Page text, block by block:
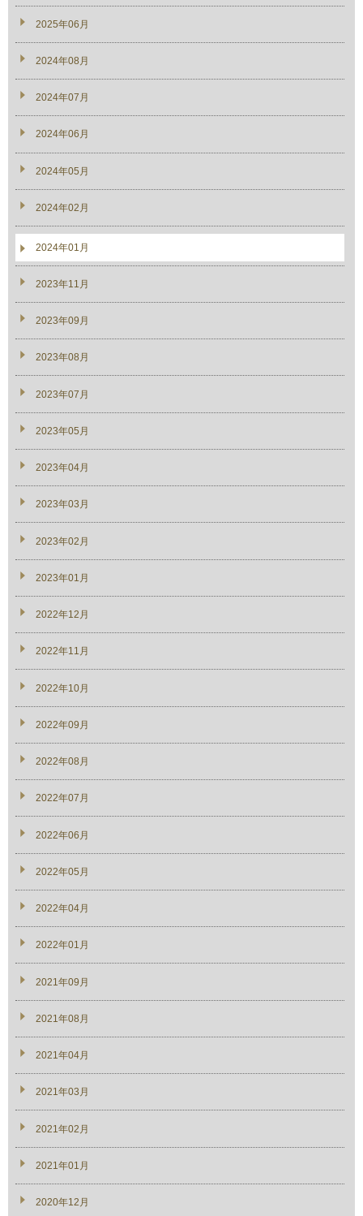
2025年06月
2024年08月
2024年07月
2024年06月
2024年05月
2024年02月
2024年01月
2023年11月
2023年09月
2023年08月
2023年07月
2023年05月
2023年04月
2023年03月
2023年02月
2023年01月
2022年12月
2022年11月
2022年10月
2022年09月
2022年08月
2022年07月
2022年06月
2022年05月
2022年04月
2022年01月
2021年09月
2021年08月
2021年04月
2021年03月
2021年02月
2021年01月
2020年12月